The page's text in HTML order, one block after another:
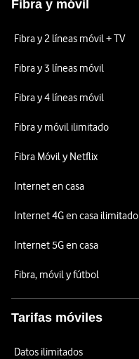
Fibra y móvil
Fibra y 2 líneas móvil + TV
Fibra y 3 líneas móvil
Fibra y 4 líneas móvil
Fibra y móvil ilimitado
Fibra Móvil y Netflix
Internet en casa
Internet 4G en casa ilimitado
Internet 5G en casa
Fibra, móvil y fútbol
Tarifas móviles
Datos ilimitados